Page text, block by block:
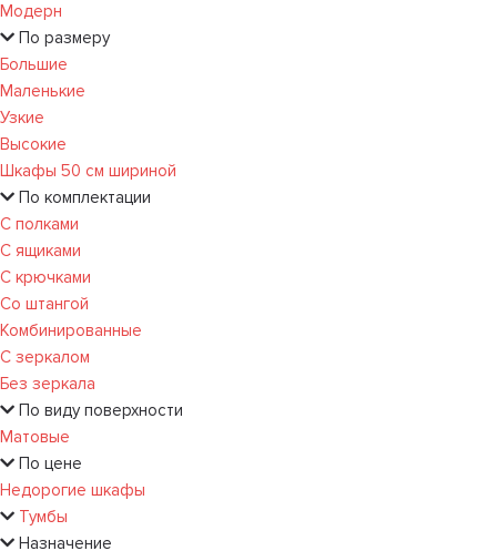
Модерн
По размеру
Большие
Маленькие
Узкие
Высокие
Шкафы 50 см шириной
По комплектации
С полками
С ящиками
С крючками
Со штангой
Комбинированные
С зеркалом
Без зеркала
По виду поверхности
Матовые
По цене
Недорогие шкафы
Тумбы
Назначение